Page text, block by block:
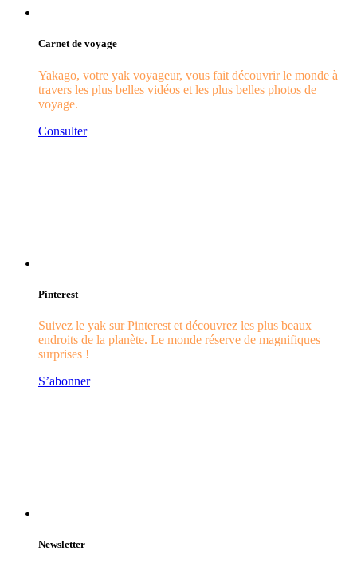
Carnet de voyage
Yakago, votre yak voyageur, vous fait découvrir le monde à
travers les plus belles vidéos et les plus belles photos de
voyage.
Consulter
Pinterest
Suivez le yak sur Pinterest et découvrez les plus beaux
endroits de la planète. Le monde réserve de magnifiques
surprises !
S’abonner
Newsletter